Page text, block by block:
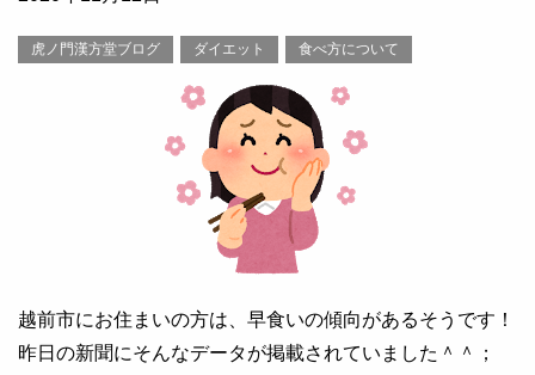
虎ノ門漢方堂ブログ ダイエット 食べ方について
越前市にお住まいの方は、早食いの傾向があるそうです！
昨日の新聞にそんなデータが掲載されていました＾＾；